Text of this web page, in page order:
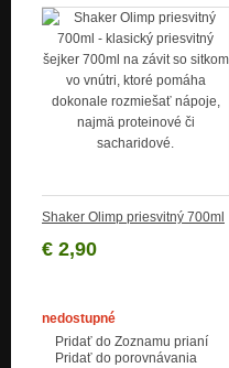
Shaker Olimp priesvitný 700ml
€ 2,90
nedostupné
Pridať do Zoznamu prianí
Pridať do porovnávania